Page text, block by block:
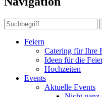
Feiern
Catering für Ihre
Ideen für die
Hochzeiten
Events
Aktuelle Events